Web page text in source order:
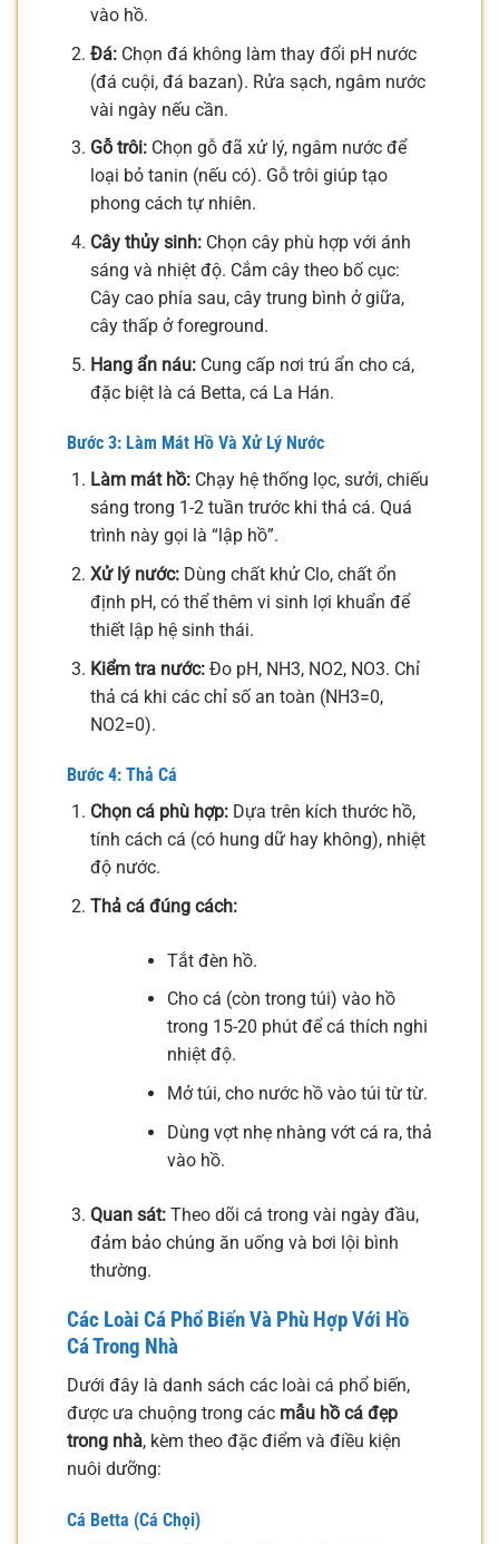
vào hồ.
Đá:Chọn đá không làm thay đổi pH nước
(đá cuội, đá bazan). Rửa sạch, ngâm nước
vài ngày nếu cần.
Gỗ trôi:Chọn gỗ đã xử lý, ngâm nước để
loại bỏ tanin (nếu có). Gỗ trôi giúp tạo
phong cách tự nhiên.
Cây thủy sinh:Chọn cây phù hợp với ánh
sáng và nhiệt độ. Cắm cây theo bố cục:
Cây cao phía sau, cây trung bình ở giữa,
cây thấp ở foreground.
Hang ẩn náu:Cung cấp nơi trú ẩn cho cá,
đặc biệt là cá Betta, cá La Hán.
Bước 3: Làm Mát Hồ Và Xử Lý Nước
Làm mát hồ:Chạy hệ thống lọc, sưởi, chiếu
sáng trong 1-2 tuần trước khi thả cá. Quá
trình này gọi là “lập hồ”.
Xử lý nước:Dùng chất khử Clo, chất ổn
định pH, có thể thêm vi sinh lợi khuẩn để
thiết lập hệ sinh thái.
Kiểm tra nước:Đo pH, NH3, NO2, NO3. Chỉ
thả cá khi các chỉ số an toàn (NH3=0,
NO2=0).
Bước 4: Thả Cá
Chọn cá phù hợp:Dựa trên kích thước hồ,
tính cách cá (có hung dữ hay không), nhiệt
độ nước.
Thả cá đúng cách:
Tắt đèn hồ.
Cho cá (còn trong túi) vào hồ
trong 15-20 phút để cá thích nghi
nhiệt độ.
Mở túi, cho nước hồ vào túi từ từ.
Dùng vợt nhẹ nhàng vớt cá ra, thả
vào hồ.
Quan sát:Theo dõi cá trong vài ngày đầu,
đảm bảo chúng ăn uống và bơi lội bình
thường.
Các Loài Cá Phổ Biến Và Phù Hợp Với Hồ
Cá Trong Nhà
Dưới đây là danh sách các loài cá phổ biến,
được ưa chuộng trong các mẫu hồ cá đẹp
trong nhà, kèm theo đặc điểm và điều kiện
nuôi dưỡng:
Cá Betta (Cá Chọi)